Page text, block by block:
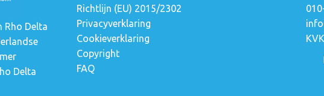
Rho Delta
Delta
Richtlijn (EU) 2015/2302
Privacyverklaring
Cookieverklaring
Copyright
FAQ